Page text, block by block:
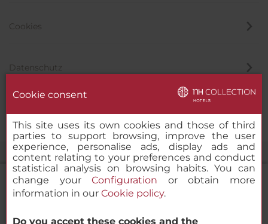
NH Collection Palacio de Burgos
Cookies
Datenschutz
Cookie consent
This site uses its own cookies and those of third
parties to support browsing, improve the user
experience, personalise ads, display ads and
content relating to your preferences and conduct
statistical analysis on browsing habits. You can
change yourConfiguration or obtain more
information in our Cookie policy.
Do you accept these cookies and the